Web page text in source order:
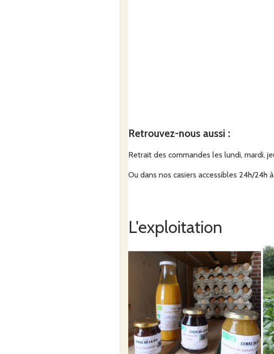
Retrouvez-nous aussi :
Retrait des commandes les lundi, mardi,
Ou dans nos casiers accessibles 24h/24h
L'exploitation